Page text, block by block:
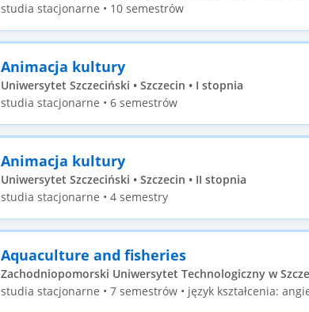
studia stacjonarne • 10 semestrów
Animacja kultury
Uniwersytet Szczeciński • Szczecin • I stopnia
studia stacjonarne • 6 semestrów
Animacja kultury
Uniwersytet Szczeciński • Szczecin • II stopnia
studia stacjonarne • 4 semestry
Aquaculture and fisheries
Zachodniopomorski Uniwersytet Technologiczny w
studia stacjonarne • 7 semestrów • język kształcenia: